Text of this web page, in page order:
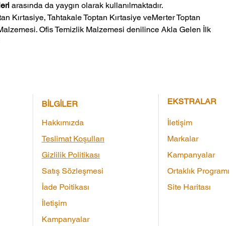
arasında da yaygın olarak kullanılmaktadır.
Ofis Temizlik Malzemesi denilince Akla Gelen İlk
BİLGİLER
Hakkımızda
Teslimat Koşulları
Gizlilik Politikası
Satış Sözleşmesi
İade Poitikası
İletişim
Kampanyalar
EKSTRALAR
İletişim
Markalar
Kampanyalar
Ortaklık Programı
Site Haritası